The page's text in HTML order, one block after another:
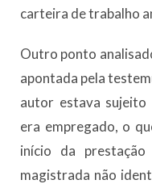
carteira de trabalho
Outro ponto
apontada pela
autor estava
era empregado, o
início da
magistrada não